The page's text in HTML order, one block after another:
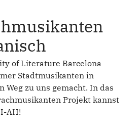
of Literature Barcelona
Stadtmusikanten in
Weg zu uns gemacht. In das
Projekt kannst
AH!